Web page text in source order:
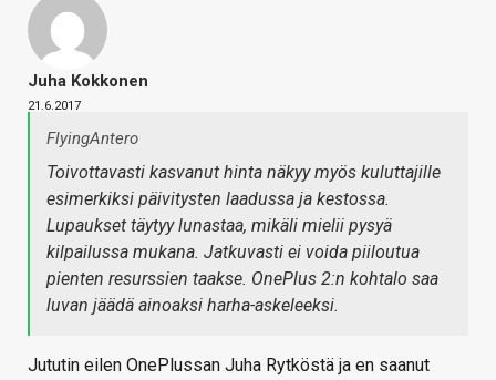
Juha Kokkonen
21.6.2017
FlyingAntero
Toivottavasti kasvanut hinta näkyy myös kuluttajille
esimerkiksi päivitysten laadussa ja kestossa.
Lupaukset täytyy lunastaa, mikäli mielii pysyä
kilpailussa mukana. Jatkuvasti ei voida piiloutua
pienten resurssien taakse. OnePlus 2:n kohtalo saa
luvan jäädä ainoaksi harha-askeleeksi.
Jututin eilen OnePlussan Juha Rytköstä ja en saanut